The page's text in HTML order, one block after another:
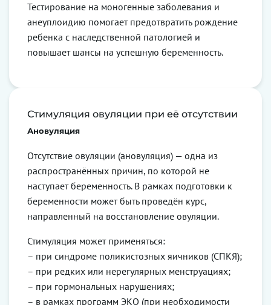
Тестирование на моногенные заболевания и
анеуплоидию помогает предотвратить рождение
ребенка с наследственной патологией и
повышает шансы на успешную беременность.
Стимуляция овуляции при её отсутствии
Ановуляция
Отсутствие овуляции (ановуляция) — одна из
распространённых причин, по которой не
наступает беременность. В рамках подготовки к
беременности может быть проведён курс,
направленный на восстановление овуляции.
Стимуляция может применяться:
– при синдроме поликистозных яичников (СПКЯ);
– при редких или нерегулярных менструациях;
– при гормональных нарушениях;
– в рамках программ ЭКО (при необходимости